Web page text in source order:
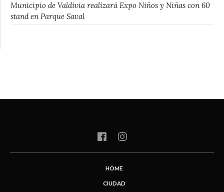
Municipio de Valdivia realizará Expo Niños y Niñas con 60
stand en Parque Saval
HOME
CIUDAD